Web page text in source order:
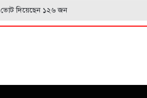
ভোট দিয়েছেন ১২৬ জন